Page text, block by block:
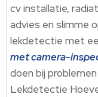
cv installatie,
advies en slimme
lekdetectie met
met camera-
doen bij
Lekdetectie